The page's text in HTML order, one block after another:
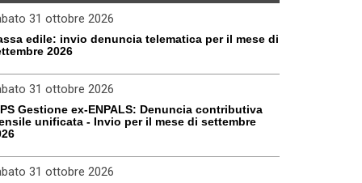
31 ottobre 2026
edile: invio denuncia telematica per il mese di
2026
31 ottobre 2026
Gestione ex-ENPALS: Denuncia contributiva
unificata - Invio per il mese di settembre
31 ottobre 2026